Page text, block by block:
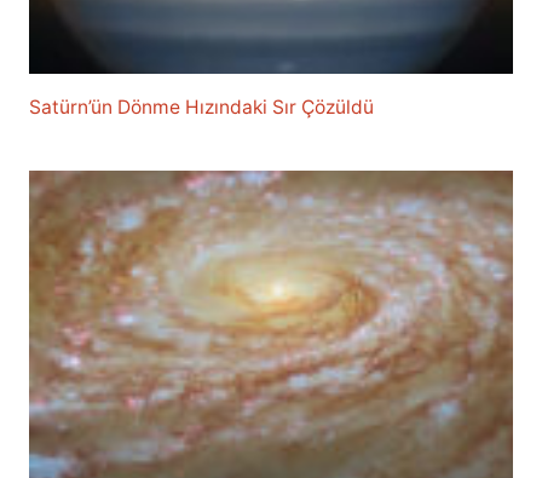
Satürn’ün Dönme Hızındaki Sır Çözüldü